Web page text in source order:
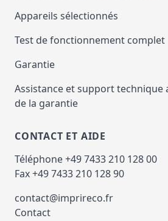
Appareils sélectionnés
Test de fonctionnement complet
Garantie
Assistance et support technique
de la garantie
CONTACT ET AIDE
Téléphone +49 7433 210 128 00
Fax +49 7433 210 128 90
contact@imprireco.fr
Contact